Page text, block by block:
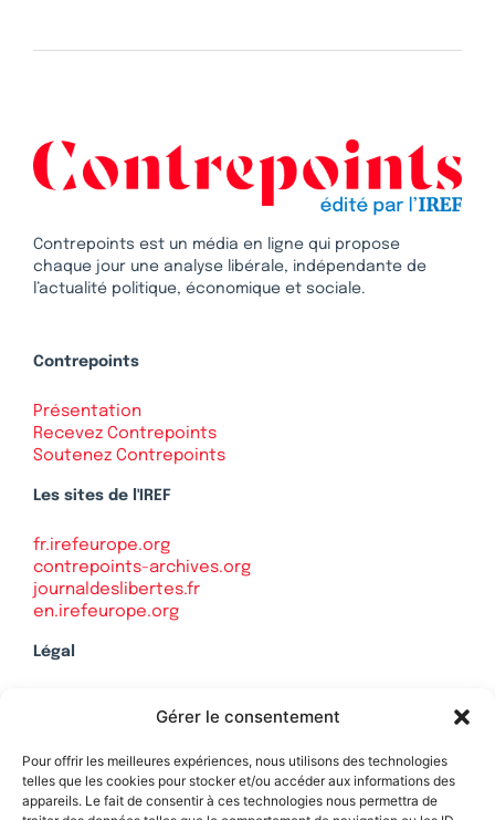
Gérer le consentement
Pour offrir les meilleures expériences, nous utilisons des technologies
telles que les cookies pour stocker et/ou accéder aux informations des
appareils. Le fait de consentir à ces technologies nous permettra de
Contrepoints est un média en ligne qui propose
chaque jour une analyse libérale, indépendante de
l’actualité politique, économique et sociale.
Contrepoints
Présentation
Recevez Contrepoints
Soutenez Contrepoints
Les sites de l'IREF
fr.irefeurope.org
contrepoints-archives.org
journaldeslibertes.fr
en.irefeurope.org
Légal
Politique de confidentialité